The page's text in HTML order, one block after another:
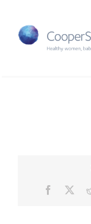
content
Facebook